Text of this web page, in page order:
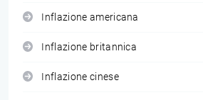
Inflazione americana
Inflazione britannica
Inflazione cinese